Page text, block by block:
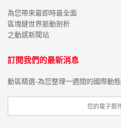
為您帶來最即時最全面
區塊鏈世界脈動剖析
之動感新聞站
訂閱我們的最新消息
動區精選-為您整理一週間的國際動態